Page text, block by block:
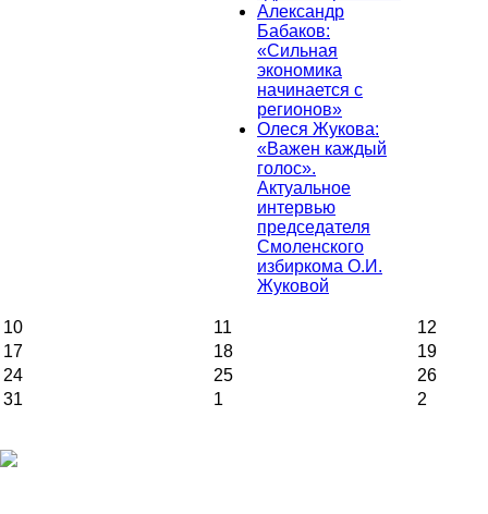
Александр
Бабаков:
«Сильная
экономика
начинается с
регионов»
Олеся Жукова:
«Важен каждый
голос».
Актуальное
интервью
председателя
Смоленского
избиркома О.И.
Жуковой
10 11
12
17
18
19
24
25
26
31
1 2